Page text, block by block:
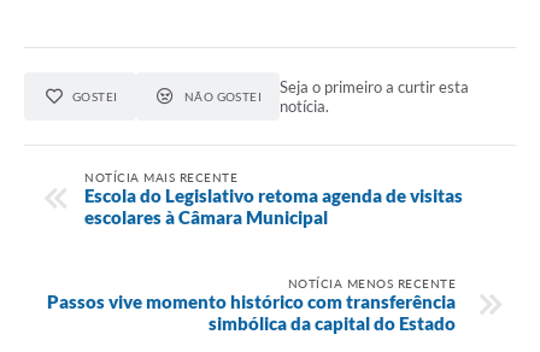
GOSTEI NÃO GOSTEI
Seja o primeiro a curtir esta
notícia.
NOTÍCIA MAIS RECENTE
Escola do Legislativo retoma agenda de visitas
escolares à Câmara Municipal
NOTÍCIA MENOS RECENTE
Passos vive momento histórico com transferência
simbólica da capital do Estado